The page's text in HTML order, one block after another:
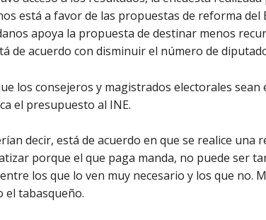
está a favor de las propuestas de reforma del
apoya la propuesta de destinar menos
de acuerdo con disminuir el número de
los consejeros y magistrados electorales
el presupuesto al INE.
decir, está de acuerdo en que se realice una
porque el que paga manda, no puede ser
los que lo ven muy necesario y los que no.
el tabasqueño.